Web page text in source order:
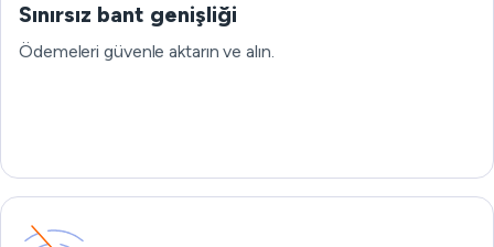
Sınırsız bant genişliği
Ödemeleri güvenle aktarın ve alın.